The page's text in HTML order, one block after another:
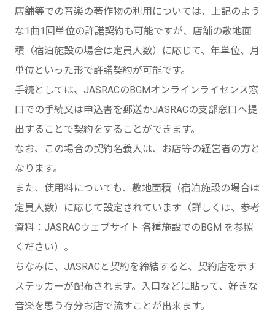
店舗等での音楽の著作物の利用については、上記のよう
な1曲1回単位の許諾契約も可能ですが、店舗の敷地面
積（宿泊施設の場合は定員人数）に応じて、年単位、月
単位といった形で許諾契約が可能です。
手続としては、JASRACのBGMオンラインライセンス窓
口での手続又は申込書を郵送かJASRACの支部窓口へ提
出することで契約をすることができます。
なお、この場合の契約名義人は、お店等の経営者の方と
なります。
また、使用料についても、敷地面積（宿泊施設の場合は
定員人数）に応じて設定されています（詳しくは、参考
資料：JASRACウェブサイト 各種施設でのBGM を参照
ください）。
ちなみに、JASRACと契約を締結すると、契約店を示す
ステッカーが配布されます。入口などに貼って、好きな
音楽を思う存分お店で流すことが出来ます。